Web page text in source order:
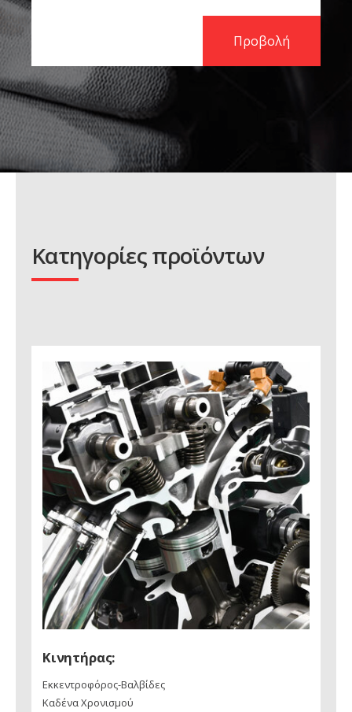
Προβολή
Κατηγορίες προϊόντων
Κινητήρας:
Εκκεντροφόρος-Βαλβίδες
Καδένα Χρονισμού